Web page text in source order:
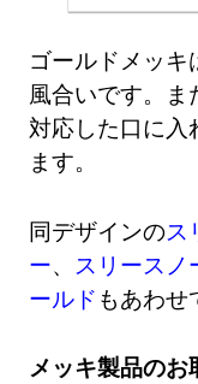
ゴールドメッ
風合いです。ま
対応した口に入
ます。
同デザインのス
ー、
スリース
ールド もあわせ
メッキ製品のお